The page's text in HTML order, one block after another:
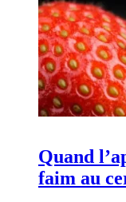
Quand
faim au